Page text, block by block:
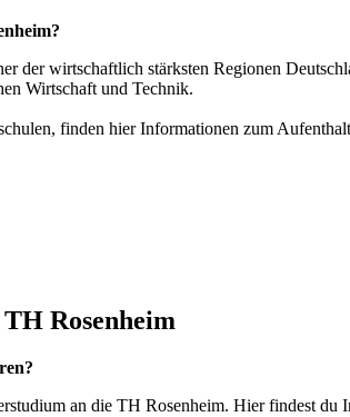
der wirtschaftlich stärksten Regionen
Wirtschaft und Technik.
finden hier Informationen zum
Rosenheim
an die TH Rosenheim. Hier findest du